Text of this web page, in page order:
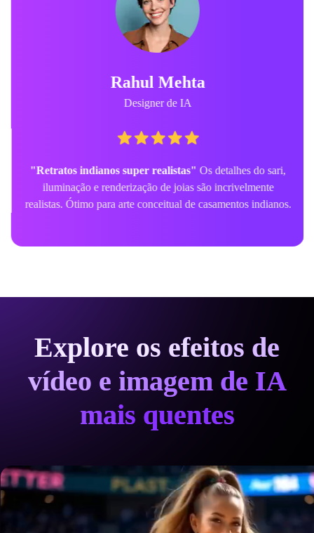
Rahul Mehta
Designer de IA
"Retratos indianos super realistas" Os detalhes do sari,
iluminação e renderização de joias são incrivelmente
realistas. Ótimo para arte conceitual de casamentos indianos.
Explore os efeitos de
vídeo e imagem de IA
mais quentes